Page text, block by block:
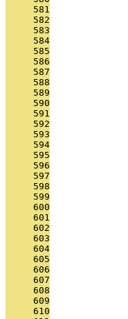
     581
     582
     583
     584
     585
     586
     587
     588
     589
     590
     591
     592
     593
     594
     595
     596
     597
     598
     599
     600
     601
     602
     603
     604
     605
     606
     607
     608
     609
     610